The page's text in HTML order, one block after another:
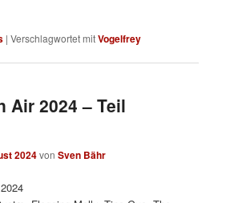
|Verschlagwortet mitVogelfrey
Air 2024 – Teil
2024vonSven Bähr